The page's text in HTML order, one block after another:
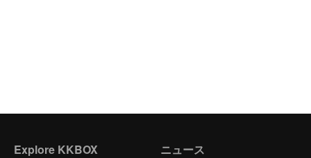
Explore KKBOX ニュース